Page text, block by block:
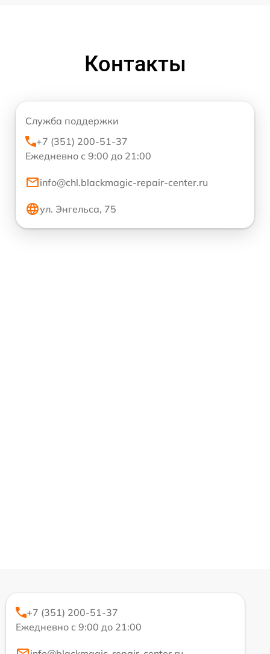
Контакты
Служба поддержки
+7 (351) 200-51-37
Ежедневно с 9:00 до 21:00
info@chl.blackmagic-repair-center.ru
ул. Энгельса, 75
+7 (351) 200-51-37
Ежедневно с 9:00 до 21:00